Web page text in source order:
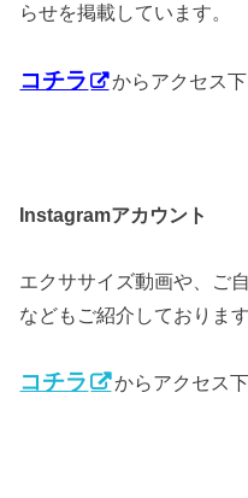
らせを掲載しています。
コチラ からアクセス下
Instagramアカウント
エクササイズ動画や、ご
などもご紹介しております
コチラ からアクセス下